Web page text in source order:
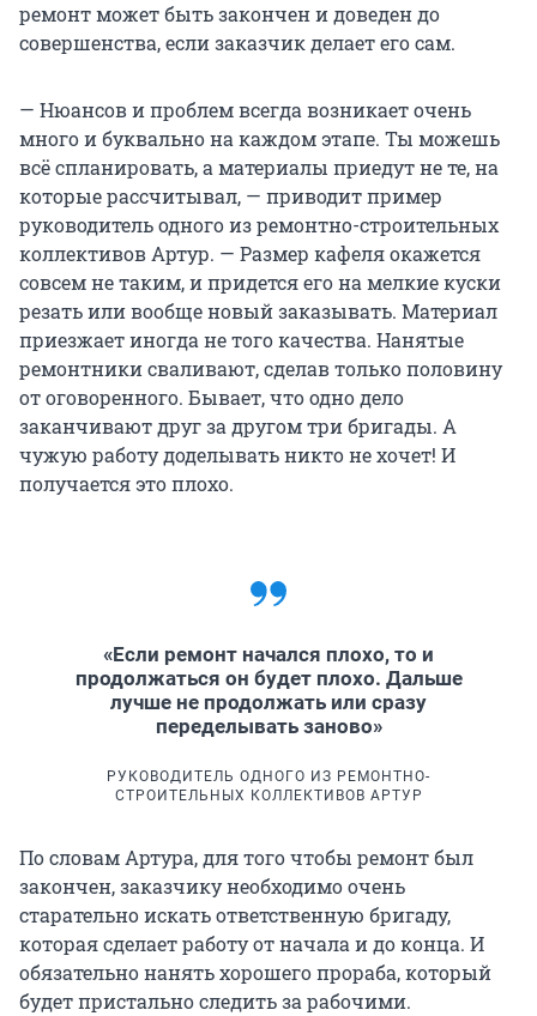
ремонт может быть закончен и доведен до
совершенства, если заказчик делает его сам.
— Нюансов и проблем всегда возникает очень
много и буквально на каждом этапе. Ты можешь
всё спланировать, а материалы приедут не те, на
которые рассчитывал, — приводит пример
руководитель одного из ремонтно-строительных
коллективов Артур. — Размер кафеля окажется
совсем не таким, и придется его на мелкие куски
резать или вообще новый заказывать. Материал
приезжает иногда не того качества. Нанятые
ремонтники сваливают, сделав только половину
от оговоренного. Бывает, что одно дело
заканчивают друг за другом три бригады. А
чужую работу доделывать никто не хочет! И
получается это плохо.
«Если ремонт начался плохо, то и
продолжаться он будет плохо. Дальше
лучше не продолжать или сразу
переделывать заново»
РУКОВОДИТЕЛЬ ОДНОГО ИЗ РЕМОНТНО-
СТРОИТЕЛЬНЫХ КОЛЛЕКТИВОВ АРТУР
По словам Артура, для того чтобы ремонт был
закончен, заказчику необходимо очень
старательно искать ответственную бригаду,
которая сделает работу от начала и до конца. И
обязательно нанять хорошего прораба, который
будет пристально следить за рабочими.